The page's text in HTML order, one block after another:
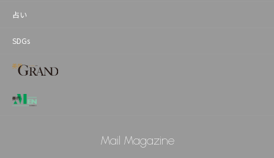
占い
SDGs
Mail Magazine